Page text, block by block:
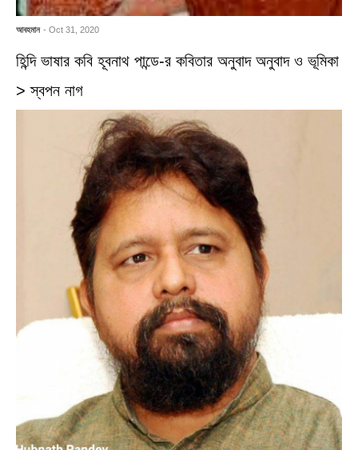
আবহমান - Oct 31, 2020
হিন্দি ভাষার কবি হূবনাথ পান্ডে-র কবিতার অনুবাদ অনুবাদ ও ভূমিকা
> স্বপন নাগ